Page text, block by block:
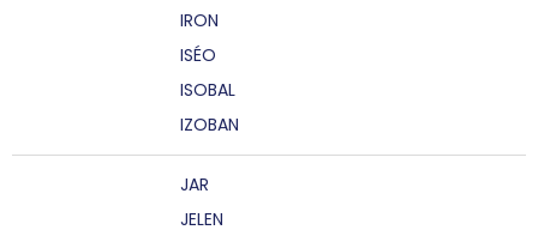
IRON
ISÉO
ISOBAL
IZOBAN
JAR
JELEN